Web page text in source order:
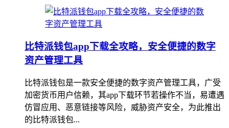
比特派钱包app下载全攻略，安全便捷的数字
资产管理工具
比特派钱包是一款安全便捷的数字资产管理工具，广受
加密货币用户信赖，其app下载环节若操作不当，易遭遇
仿冒应用、恶意链接等风险，威胁资产安全，为此推出
的比特派钱包...